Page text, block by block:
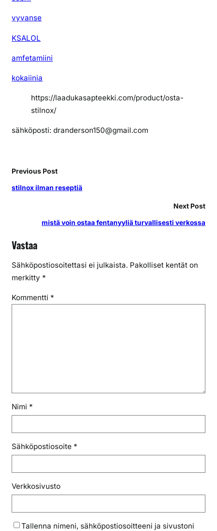
vyvanse
KSALOL
amfetamiini
kokaiinia
https://laadukasapteekki.com/product/osta-
stilnox/
sähköposti: dranderson150@gmail.com
Previous Post
stilnox ilman reseptiä
Next Post
mistä voin ostaa fentanyyliä turvallisesti verkossa
Vastaa
Sähköpostiosoitettasi ei julkaista. Pakolliset kentät on
merkitty *
Kommentti *
Nimi *
Sähköpostiosoite *
Verkkosivusto
Tallenna nimeni, sähköpostiosoitteeni ja sivustoni